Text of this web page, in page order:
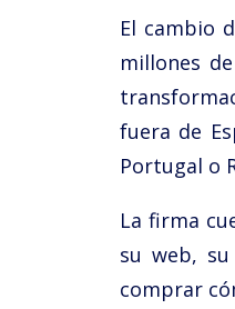
El cambio
millones
fuera de
Portugal o
La firma
su web,
comprar